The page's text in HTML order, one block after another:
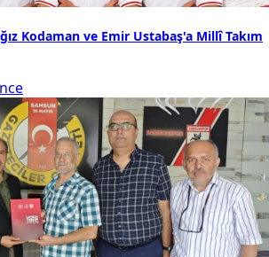
Kodaman ve Emir Ustabaş'a Millî Takım